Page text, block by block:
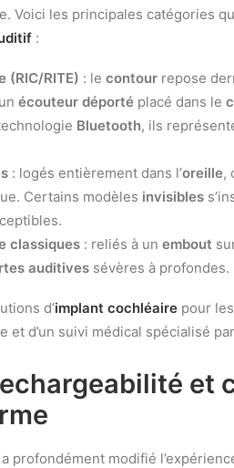
Voici les principales catégories
:
(RIC/RITE) : le contour repose
écouteur déporté placé dans le
Bluetooth, ils
: logés entièrement dans l’oreille,
Certains modèles invisibles
classiques : reliés à un embout
auditives sévères à profondes.
d’implant cochléaire pour les
et d’un suivi médical spécialisé
et
a profondément modifié